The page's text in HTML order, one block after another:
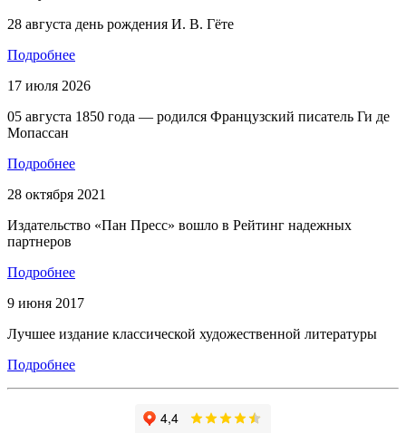
28 августа день рождения И. В. Гёте
Подробнее
17 июля 2026
05 августа 1850 года — родился Французский писатель Ги де
Мопассан
Подробнее
28 октября 2021
Издательство «Пан Пресс» вошло в Рейтинг надежных
партнеров
Подробнее
9 июня 2017
Лучшее издание классической художественной литературы
Подробнее